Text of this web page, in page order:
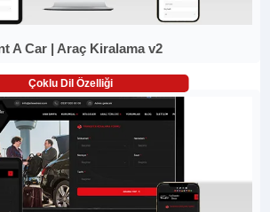
A Car | Araç Kiralama v2
Çoklu Dil Özelliği